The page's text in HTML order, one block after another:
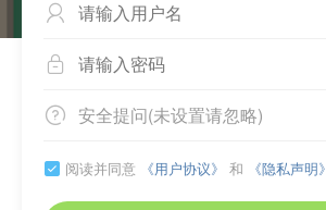


 安全提问(未设置请忽略)
 阅读并同意 《用户协议》 和 《隐私声明》